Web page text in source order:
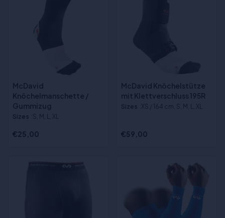
McDavid
Knöchelmanschette /
Gummizug
Sizes :S, M, L, XL
€25,00
McDavid Knöchelstütze
mit Klettverschluss 195R
Sizes :XS / 164 cm, S, M, L, XL
€59,00